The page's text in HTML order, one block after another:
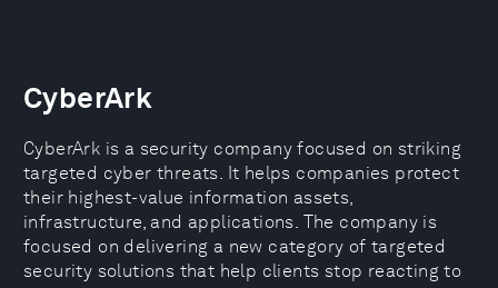
CyberArk
CyberArk is a security company focused on striking
targeted cyber threats. It helps companies protect
their highest-value information assets,
infrastructure, and applications. The company is
focused on delivering a new category of targeted
security solutions that help clients stop reacting to